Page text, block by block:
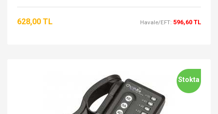
628,00 TL Havale/EFT: 596,60 TL
Stokta